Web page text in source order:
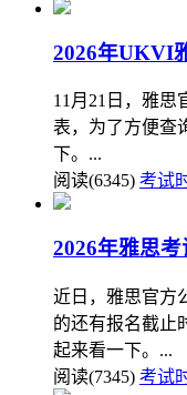
2026年UKVI
11月21日，雅思
表，为了方便查
下。...
阅读(6345) 考试
2026年雅思考
近日，雅思官方
的还有报名截止
起来看一下。...
阅读(7345) 考试